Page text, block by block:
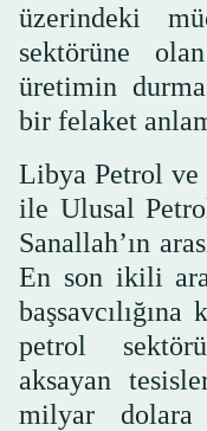
üzerindeki
sektörüne
üretimin
bir felaket
Libya Petrol ve
ile Ulusal
Sanallah’ın
En son ikili
başsavcılığına
petrol
aksayan
milyar